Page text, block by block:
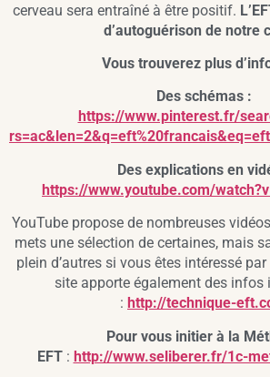
cerveau sera entraîné à être positif.
d’autoguérison de notre
Vous trouverez plus
Des schémas :
https://www.pinterest.fr/
Des explications en
https://www.youtube.com/
YouTube propose de nombreuses
mets une sélection de certaines, mais
plein d’autres si vous êtes intéressé
site apporte également des infos
: http://technique-
Pour vous initier à la
EFT: http://www.seliberer.fr/1c-